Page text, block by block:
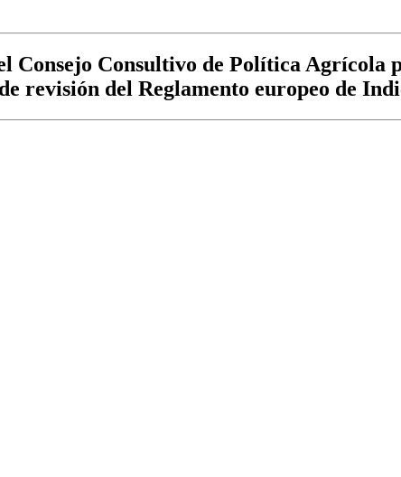
Consejo Consultivo de Política Agrícola
revisión del Reglamento europeo de